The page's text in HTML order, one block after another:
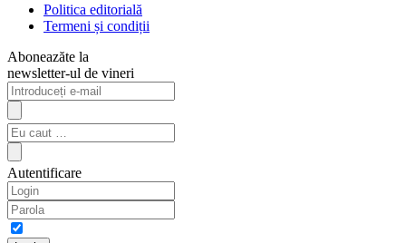
Politica editorială
Termeni și condiții
Aboneazăte la
newsletter-ul de vineri
Autentificare